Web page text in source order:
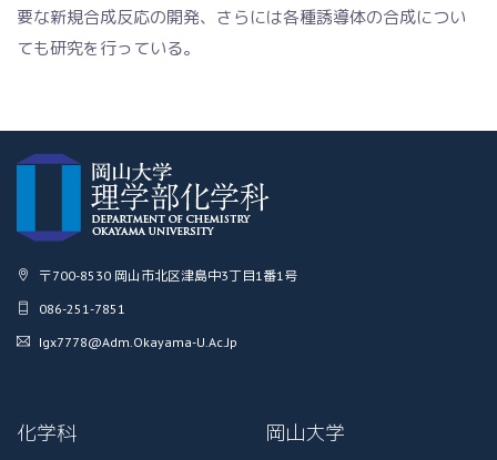
要な新規合成反応の開発、さらには各種誘導体の合成につい
ても研究を行っている。
〒700-8530 岡山市北区津島中3丁目1番1号
086-251-7851
Igx7778@adm.okayama-U.ac.jp
化学科 岡山大学